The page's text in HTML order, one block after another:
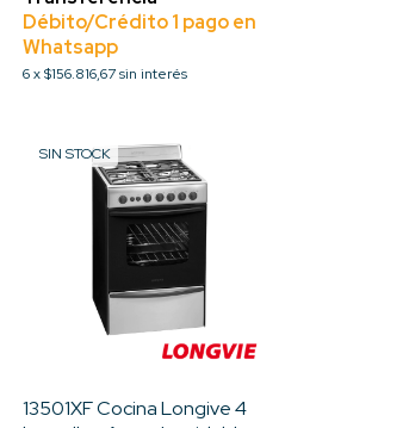
6 x$156.816,67 sin interés
SIN STOCK
13501XF Cocina Longive 4